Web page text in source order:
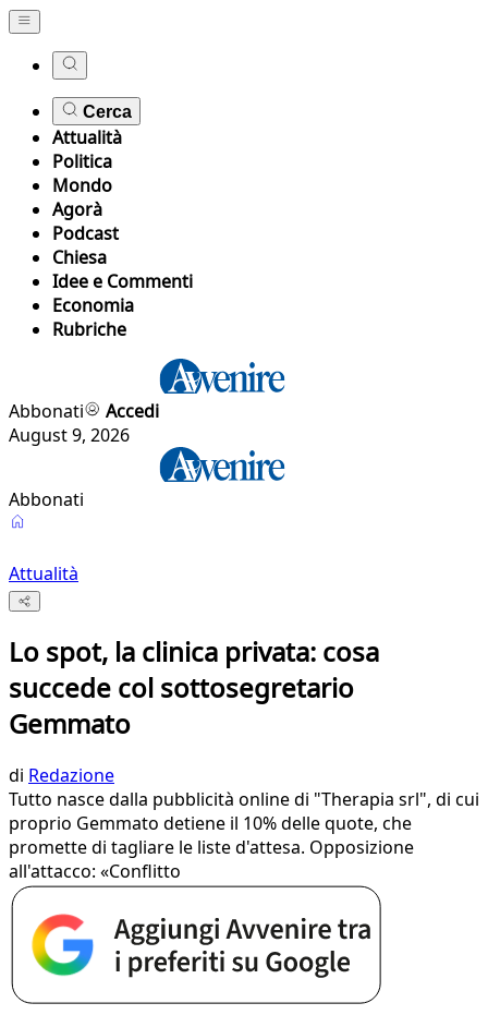
Cerca
Attualità
Politica
Mondo
Agorà
Podcast
Chiesa
Idee e Commenti
Economia
Rubriche
Abbonati
Accedi
August 9, 2026
Abbonati
Attualità
Lo spot, la clinica privata: cosa
succede col sottosegretario
Gemmato
di Redazione
Tutto nasce dalla pubblicità online di "Therapia srl", di cui
proprio Gemmato detiene il 10% delle quote, che
promette di tagliare le liste d'attesa. Opposizione
all'attacco: «Conflitto